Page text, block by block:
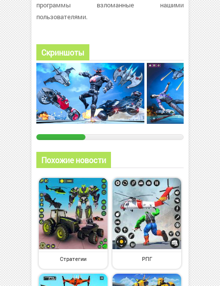
программы взломанные нашими
пользователями.
Скриншоты
Похожие новости
Стратегии РПГ